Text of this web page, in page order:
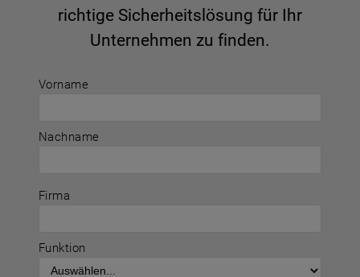
Vorname
Nachname
Firma
Funktion
richtige Sicherheitslösung für Ihr
Unternehmen zu finden.